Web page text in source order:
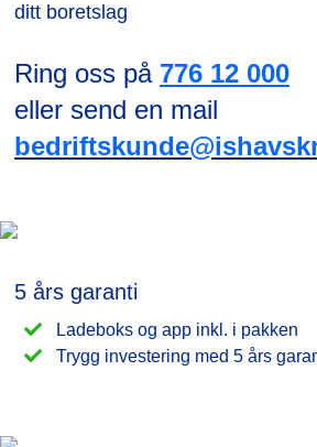
ditt boretslag
Ring oss på 776 12 000
eller send en mail
5 års garanti
Ladeboks og app inkl. i pakken
Trygg investering med 5 års